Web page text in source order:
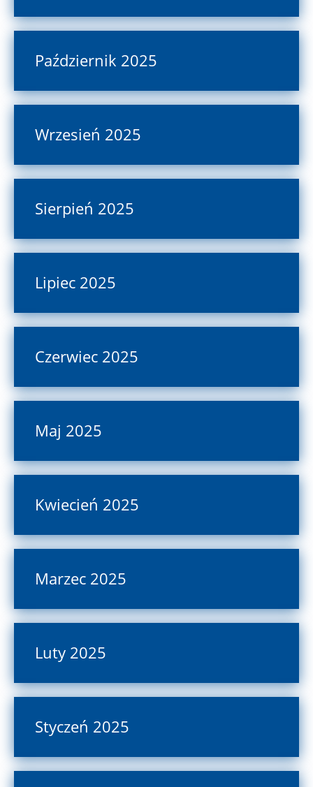
Październik 2025
Wrzesień 2025
Sierpień 2025
Lipiec 2025
Czerwiec 2025
Maj 2025
Kwiecień 2025
Marzec 2025
Luty 2025
Styczeń 2025